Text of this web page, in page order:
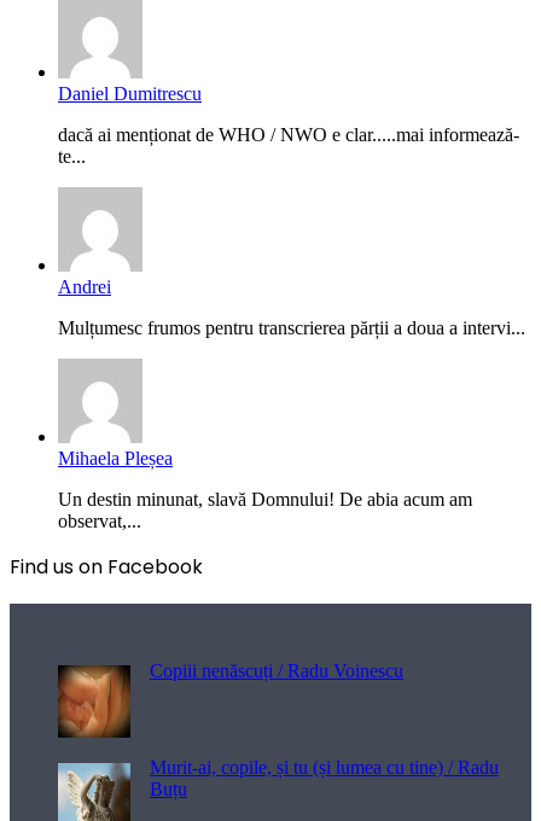
Daniel Dumitrescu
dacă ai menționat de WHO / NWO e clar.....mai informează-
te...
Andrei
Mulțumesc frumos pentru transcrierea părții a doua a intervi...
Mihaela Pleșea
Un destin minunat, slavă Domnului! De abia acum am
observat,...
Find us on Facebook
Copiii nenăscuți / Radu Voinescu
Murit-ai, copile, și tu (și lumea cu tine) / Radu
Buțu